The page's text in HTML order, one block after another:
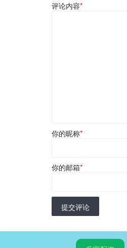
评论内容*
你的昵称*
你的邮箱*
提交评论